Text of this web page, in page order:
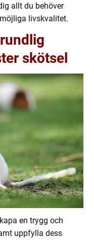
allt du behöver
livskvalitet.
skötsel
en trygg och
uppfylla dess